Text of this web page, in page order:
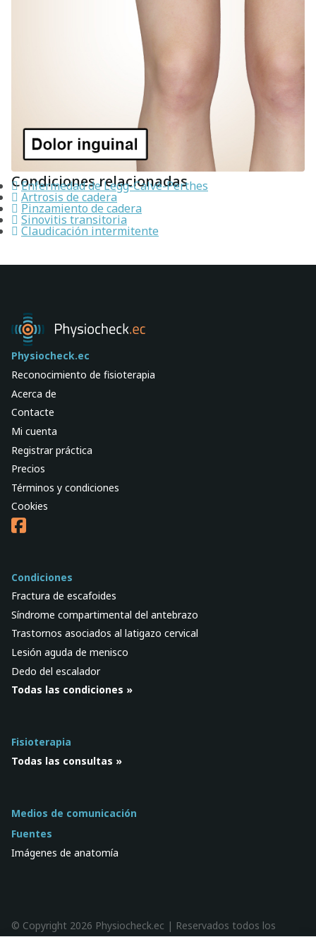
Condiciones relacionadas
Enfermedad de Legg-Calvé-Perthes
Artrosis de cadera
Pinzamiento de cadera
Sinovitis transitoria
Claudicación intermitente
Physiocheck.ec
Reconocimiento de fisioterapia
Acerca de
Contacte
Mi cuenta
Registrar práctica
Precios
Términos y condiciones
Cookies
Condiciones
Fractura de escafoides
Síndrome compartimental del antebrazo
Trastornos asociados al latigazo cervical
Lesión aguda de menisco
Dedo del escalador
Todas las condiciones »
Fisioterapia
Todas las consultas »
Medios de comunicación
Fuentes
Imágenes de anatomía
© Copyright 2026 Physiocheck.ec | Reservados todos los